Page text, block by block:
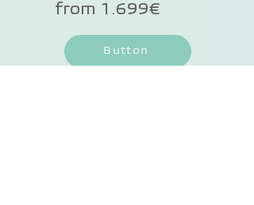
a high-performance battery and a
frame made of high-quality
aluminum. Powerful brakes, solid
from 1.699€
Button